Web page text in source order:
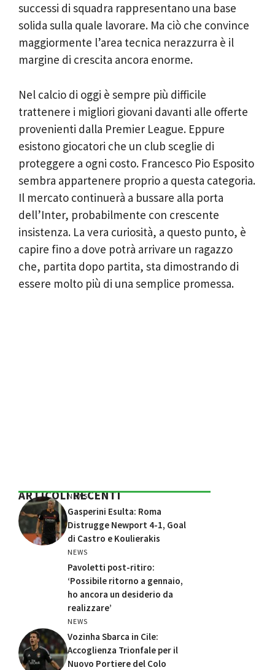
successi di squadra rappresentano una base
solida sulla quale lavorare. Ma ciò che convince
maggiormente l’area tecnica nerazzurra è il
margine di crescita ancora enorme.
Nel calcio di oggi è sempre più difficile
trattenere i migliori giovani davanti alle offerte
provenienti dalla Premier League. Eppure
esistono giocatori che un club sceglie di
proteggere a ogni costo. Francesco Pio Esposito
sembra appartenere proprio a questa categoria.
Il mercato continuerà a bussare alla porta
dell’Inter, probabilmente con crescente
insistenza. La vera curiosità, a questo punto, è
capire fino a dove potrà arrivare un ragazzo
che, partita dopo partita, sta dimostrando di
essere molto più di una semplice promessa.
ARTICOLI RECENTI
NEWS
Gasperini Esulta: Roma
Distrugge Newport 4-1, Goal
di Castro e Koulierakis
NEWS
Pavoletti post-ritiro:
‘Possibile ritorno a gennaio,
ho ancora un desiderio da
realizzare’
NEWS
Vozinha Sbarca in Cile:
Accoglienza Trionfale per il
Nuovo Portiere del Colo